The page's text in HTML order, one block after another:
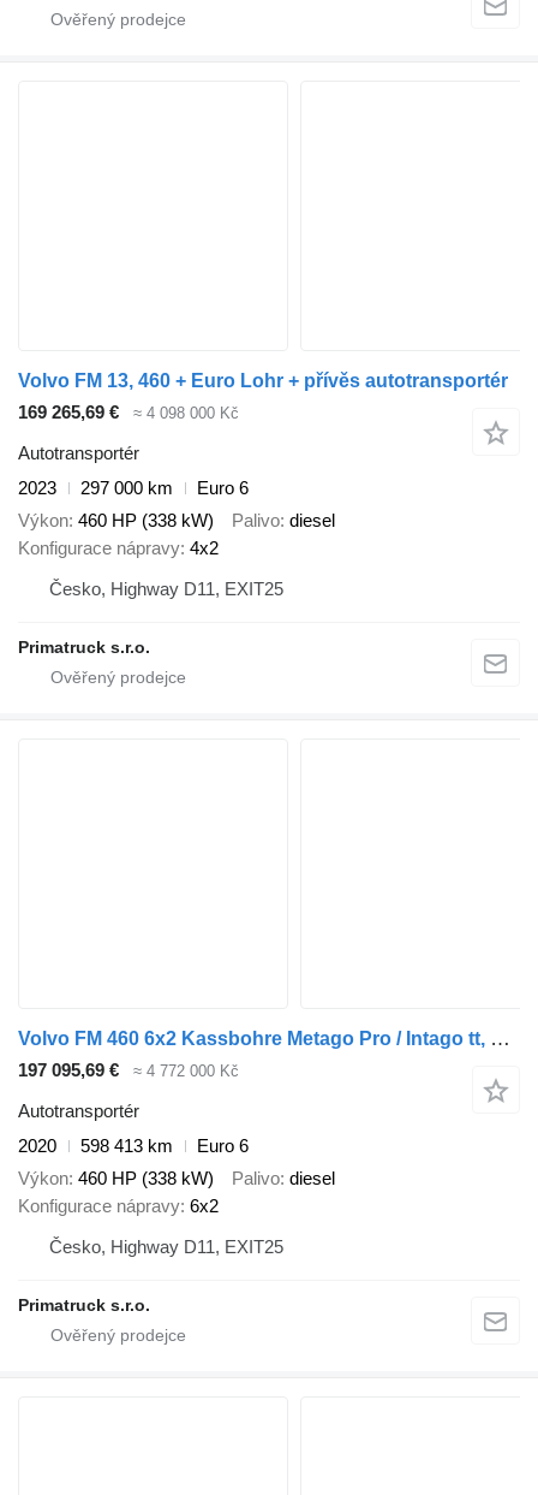
Volvo FM 13, 460 + Euro Lohr + přívěs autotransportér
169 265,69 €
≈ 4 098 000 Kč
Autotransportér
2023
297 000 km
Euro 6
Výkon 460 HP (338 kW) Palivo diesel
Konfigurace nápravy 4x2
Česko, Highway D11, EXIT25
Primatruck s.r.o.
Volvo FM 460 6x2 Kassbohre Metago Pro / Intago tt, VDI
197 095,69 € ≈ 4 772 000 Kč
Autotransportér
2020
598 413 km
Euro 6
Výkon 460 HP (338 kW) Palivo diesel
Konfigurace nápravy 6x2
Česko, Highway D11, EXIT25
Primatruck s.r.o.